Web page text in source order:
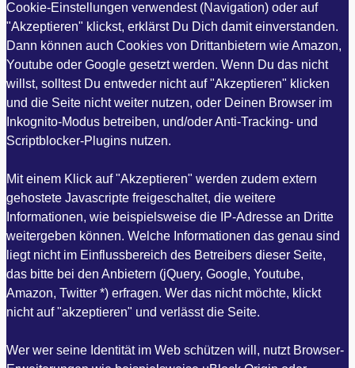
Cookie-Einstellungen verwendest (Navigation) oder auf
"Akzeptieren" klickst, erklärst Du Dich damit einverstanden.
Dann können auch Cookies von Drittanbietern wie Amazon,
Youtube oder Google gesetzt werden. Wenn Du das nicht
willst, solltest Du entweder nicht auf "Akzeptieren" klicken
und die Seite nicht weiter nutzen, oder Deinen Browser im
Inkognito-Modus betreiben, und/oder Anti-Tracking- und
Scriptblocker-Plugins nutzen.
Mit einem Klick auf "Akzeptieren" werden zudem extern
gehostete Javascripte freigeschaltet, die weitere
Informationen, wie beispielsweise die IP-Adresse an Dritte
weitergeben können. Welche Informationen das genau sind
liegt nicht im Einflussbereich des Betreibers dieser Seite,
das bitte bei den Anbietern (jQuery, Google, Youtube,
Amazon, Twitter *) erfragen. Wer das nicht möchte, klickt
nicht auf "akzeptieren" und verlässt die Seite.
Wer wer seine Identität im Web schützen will, nutzt Browser-